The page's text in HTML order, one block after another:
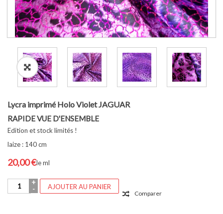
Lycra imprimé Holo Violet JAGUAR
RAPIDE VUE D'ENSEMBLE
Edition et stock limités !
laize : 140 cm
20,00€le ml
quantité
de
AJOUTER AU PANIER
Comparer